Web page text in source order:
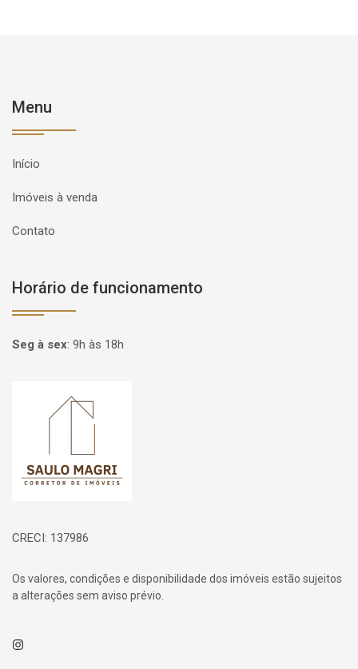
Menu
Início
Imóveis à venda
Contato
Horário de funcionamento
Seg à sex: 9h às 18h
Página inicial
CRECI: 137986
Os valores, condições e disponibilidade dos imóveis estão sujeitos
a alterações sem aviso prévio.
Instagram